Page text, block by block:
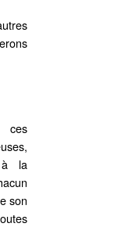
ces
à la
son